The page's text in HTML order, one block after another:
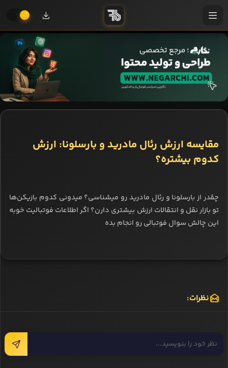
مقایسه ارزش رئال مادرید و بارسلونا: ارزش
کدوم بیشتره؟
چقدر از بارسلونا و رئال مادرید رو میشناسی؟ میدونی کدوم بازیکن‌ها
تو بازار نقل و انتقالات ارزش بیشتری دارن؟ اگر اطلاعات فوتبالیت خوبه
این چالش سوال فوتبالی رو انجام بده
نظرات: